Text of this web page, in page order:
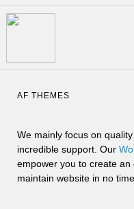
AF THEMES
We mainly focus on
incredible support. Our
empower you to create
maintain website in no